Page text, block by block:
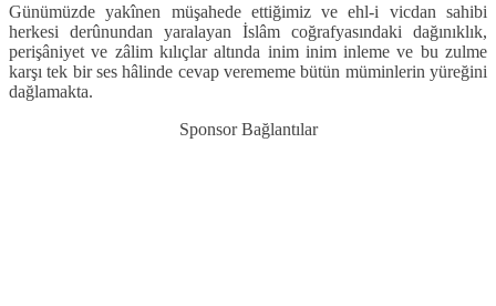
Günümüzde yakînen müşahede ettiğimiz ve ehl-i vicdan sahibi
herkesi derûnundan yaralayan İslâm coğrafyasındaki dağınıklık,
perişâniyet ve zâlim kılıçlar altında inim inim inleme ve bu zulme
karşı tek bir ses hâlinde cevap verememe bütün müminlerin yüreğini
dağlamakta.
Sponsor Bağlantılar